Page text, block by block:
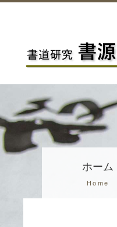
ホーム
Home